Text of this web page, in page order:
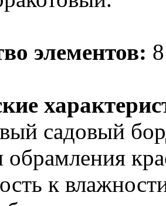
элементов:
садовый
обрамления
к